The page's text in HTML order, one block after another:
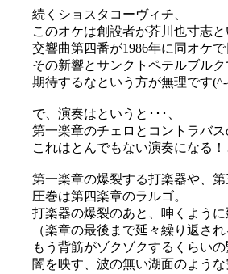
続くショスタコーヴィチ、
このオケは創設者が芥川也寸志
交響曲第四番が1986年に同オケ
その新響とサンクトペテルブル
期待するなという方が無理です
で、演奏はというと･･･、
第一楽章のチェロとコントラバ
これはとんでもない演奏になる
第一楽章の爆裂する打楽器や、
圧巻は第四楽章のラルゴ。
打楽器の爆裂のあと、呻くよう
（楽章の最後まで延々繰り返さ
もう背筋がゾクゾクするくらい
闇を映す、波の無い湖面のよう